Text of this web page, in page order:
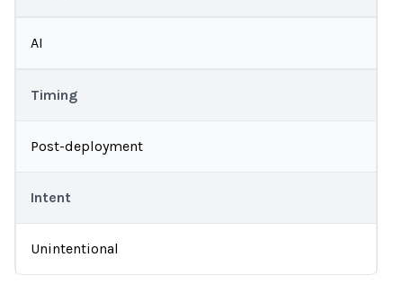
AI
Timing
Post-deployment
Intent
Unintentional